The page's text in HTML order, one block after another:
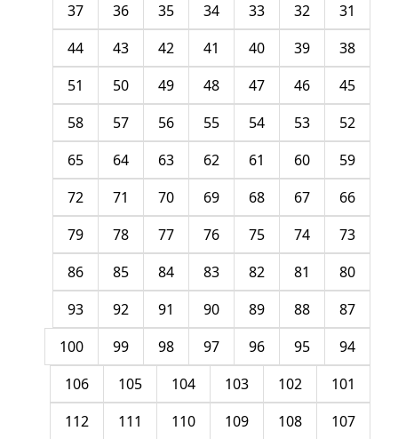
31
32
33
34
35
36
37
38
39
40
41
42
43
44
45
46
47
48
49
50
51
52
53
54
55
56
57
58
59
60
61
62
63
64
65
66
67
68
69
70
71
72
73
74
75
76
77
78
79
80
81
82
83
84
85
86
87
88
89
90
91
92
93
94
95
96
97
98
99
100
101
102
103
104
105
106
107
108
109
110
111
112